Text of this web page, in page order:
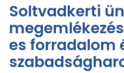
Soltvadkerti
es forradalom